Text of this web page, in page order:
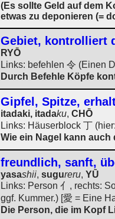
(Es sollte Geld auf dem
etwas zu deponieren (=
Gebiet, kontrolliert
RYŌ
Links: befehlen 令 (Einen
Durch Befehle Köpfe
Gipfel, Spitze,
itadaki, itadaku, CHŌ
Links: Häuserblock 丁
Wie ein Nagel kann
freundlich, sanft,
yasashii, sugureru, YŪ
Links: Person 亻, rechts:
ggf. Kummer.) [愛 = Eine
Die Person, die im Kopf